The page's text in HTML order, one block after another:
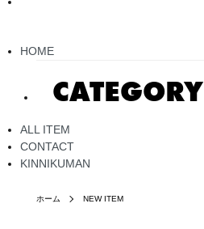
HOME
CATEGORY
ALL ITEM
CONTACT
KINNIKUMAN
ホーム NEW ITEM